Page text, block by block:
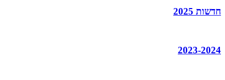
חדשות 2025
2023-2024